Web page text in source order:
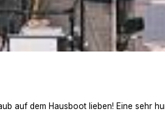
auf dem Hausboot lieben! Eine